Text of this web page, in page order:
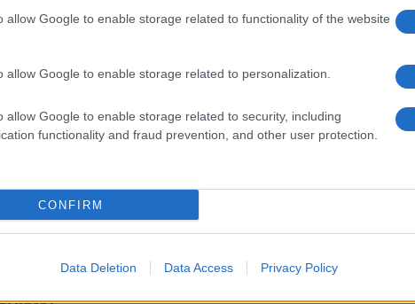
allow Google to enable storage related to functionality of the website
allow Google to enable storage related to personalization.
allow Google to enable storage related to security, including
functionality and fraud prevention, and other user protection.
CONFIRM
Data Deletion Data Access Privacy Policy
Prossimo articolo